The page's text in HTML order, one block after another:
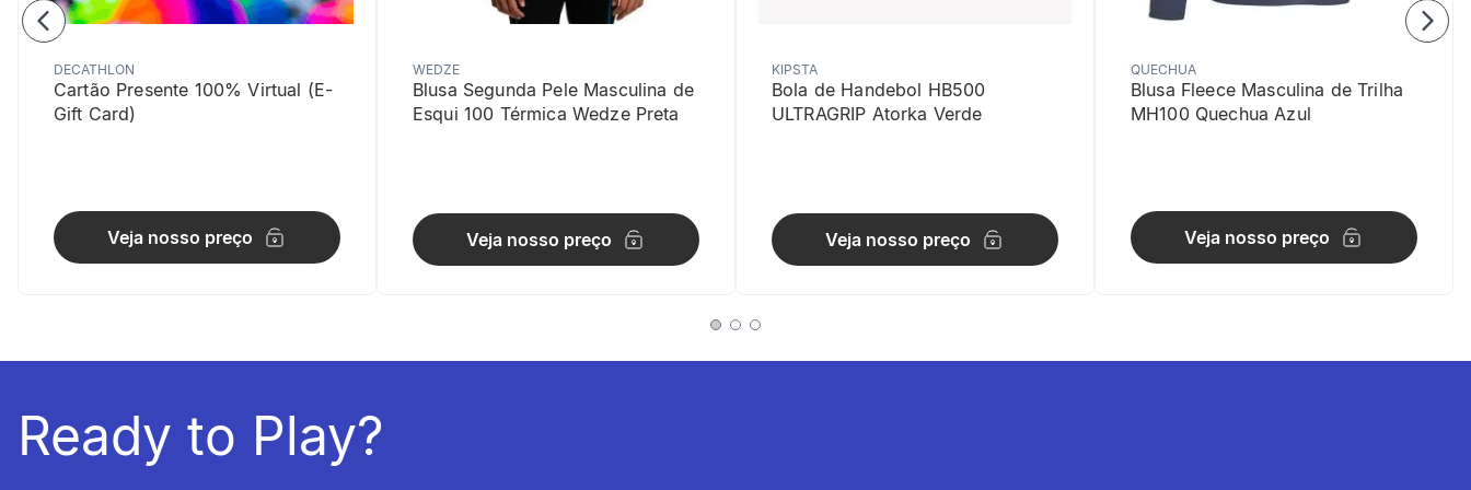
Multiple compartments
Possui 2 bolsos com zíper e compartimentos específicos para cartões de crédito.
DECATHLON
Cartão Presente 100% Virtual (E-
Gift Card)
Veja nosso preço
WEDZE
Blusa Segunda Pele Masculina de
Esqui 100 Térmica Wedze Preta
Veja nosso preço
KIPSTA
Bola de Handebol HB500
ULTRAGRIP Atorka Verde
Veja nosso preço
QUECHUA
Blusa Fleece Masculina de Trilha
MH100 Quechua Azul
Veja nosso preço
Ready to Play?